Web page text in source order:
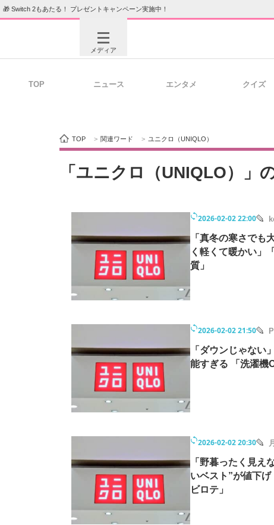
🎁 Switch 2もあたる！ プレゼントキャンペーン実施中！
メディア
AI活用の
企業向けIT製
モノづくり技術者専門サイト
ちょっと気になるネットの話題
TOP ニュース エンタメ クイズ
TOP > 関連ワード > ユニクロ（UNIQLO）
「ユニクロ（UNIQLO）」
2026-02-02 22:00
「真冬の寒さで
く軽くて暖かい」
質」
2026-02-02 21:50
「ダウンじゃない
能すぎる 「洗濯機
2026-02-02 20:30
「野暮ったく見
いベスト”が値下
ビロテ」